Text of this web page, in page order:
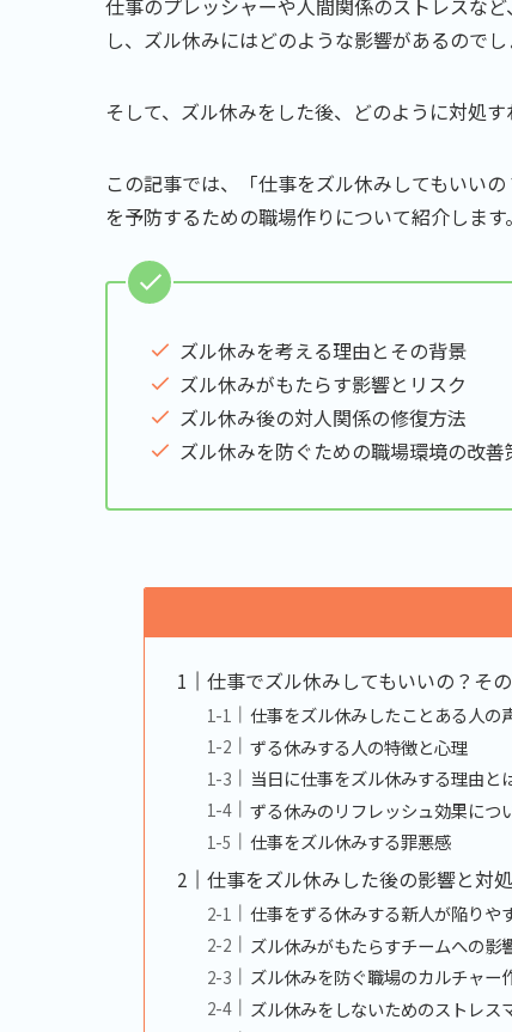
仕事のプレッシャーや人間関係のストレスな
し、ズル休みにはどのような影響があるのでし
そして、ズル休みをした後、どのように対処す
この記事では、「仕事をズル休みしてもいい
を予防するための職場作りについて紹介します。
ズル休みを考える理由とその背景
ズル休みがもたらす影響とリスク
ズル休み後の対人関係の修復方法
ズル休みを防ぐための職場環境の改善
仕事でズル休みしてもいいの？そ
仕事をズル休みしたことある人の
ずる休みする人の特徴と心理
当日に仕事をズル休みする理由と
ずる休みのリフレッシュ効果につ
仕事をズル休みする罪悪感
仕事をズル休みした後の影響と対
仕事をずる休みする新人が陥りや
ズル休みがもたらすチームへの影
ズル休みを防ぐ職場のカルチャー
ズル休みをしないためのストレス